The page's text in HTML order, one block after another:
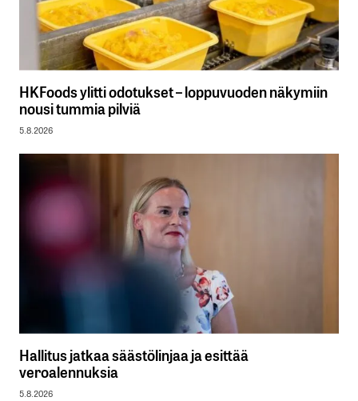
HKFoods ylitti odotukset – loppuvuoden näkymiin
nousi tummia pilviä
5.8.2026
Hallitus jatkaa säästölinjaa ja esittää
veroalennuksia
5.8.2026